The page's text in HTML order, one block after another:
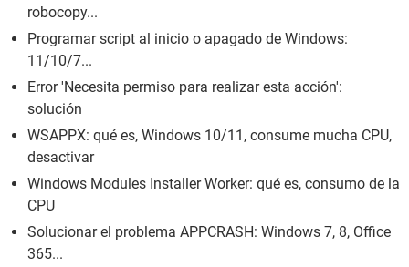
robocopy...
Programar script al inicio o apagado de Windows:
11/10/7...
Error 'Necesita permiso para realizar esta acción':
solución
WSAPPX: qué es, Windows 10/11, consume mucha CPU,
desactivar
Windows Modules Installer Worker: qué es, consumo de la
CPU
Solucionar el problema APPCRASH: Windows 7, 8, Office
365...